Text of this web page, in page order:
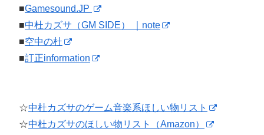
■Gamesound.JP
■中杜カズサ（GM SIDE） ｜note
■空中の杜
■訂正information
☆中杜カズサのゲーム音楽系ほしい物リスト
☆中杜カズサのほしい物リスト（Amazon）